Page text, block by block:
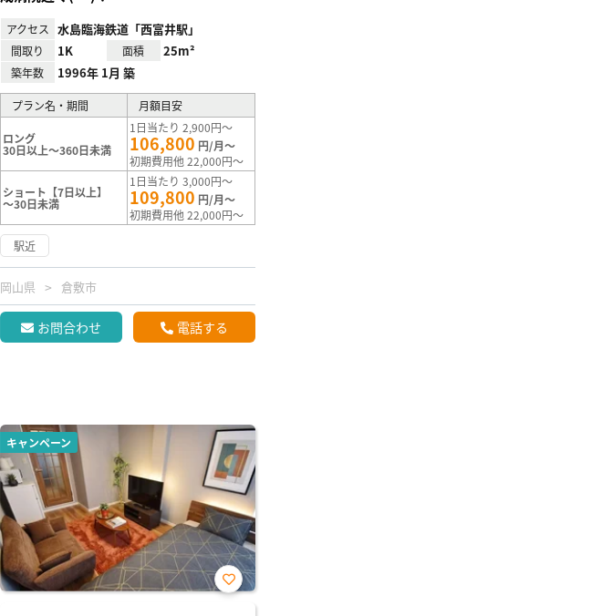
アクセス 水島臨海鉄道「西富井駅」
間取り 1K 面積 25m²
築年数 1996年 1月 築
プラン名・期間 月額目安
ロング
30日以上～360日未満
1日当たり 2,900円～
106,800 円/月～
初期費用他 22,000円～
ショート【7日以上】
～30日未満
1日当たり 3,000円～
109,800 円/月～
初期費用他 22,000円～
駅近
岡山県 倉敷市
お問合わせ 電話する
キャンペーン
お気